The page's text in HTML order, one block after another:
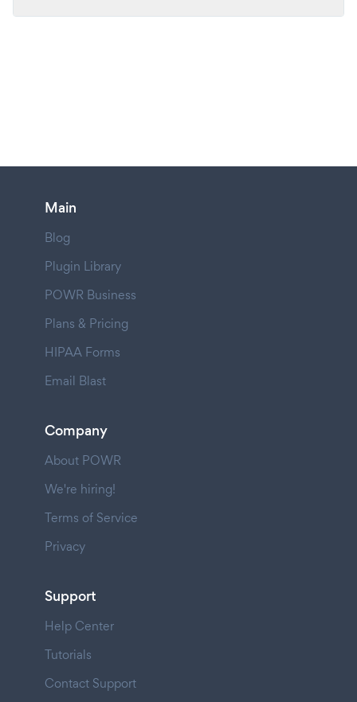
Main
Blog
Plugin Library
POWR Business
Plans & Pricing
HIPAA Forms
Email Blast
Company
About POWR
We're hiring!
Terms of Service
Privacy
Support
Help Center
Tutorials
Contact Support